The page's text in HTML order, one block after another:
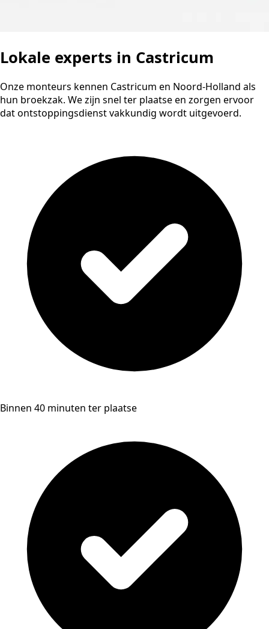
Lokale experts in Castricum
Onze monteurs kennen Castricum en Noord-Holland als
hun broekzak. We zijn snel ter plaatse en zorgen ervoor
dat ontstoppingsdienst vakkundig wordt uitgevoerd.
Binnen 40 minuten ter plaatse